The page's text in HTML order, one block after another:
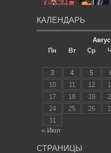
КАЛЕНДАРЬ
Пн
Вт Ср
3
4 5
10
11 12
17
18 19
24
25 26
31
« Июл
СТРАНИЦЫ